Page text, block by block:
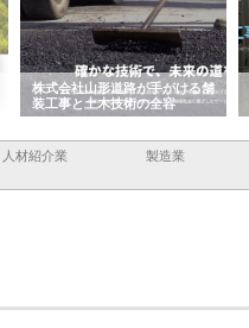
株式会社山形道路が手がける舗
装工事と土木技術の全容
人材紹介業 製造業